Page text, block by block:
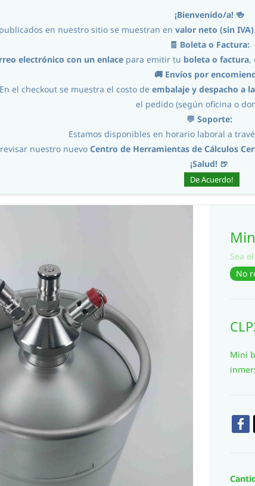
Home
Mini Keg - Ball Lock Tapping Head
Sea
No
Mini
¡Bienvenido/a! 🍻
en nuestro sitio se muestran en valor neto (sin IVA)
🧾 Boleta o Factura:
electrónico con un enlacepara emitir tu boleta o factura,
🚚 Envíos por
el checkout se muestra el costo de embalaje y despacho a
el pedido (según oficina o
💬 Soporte:
Estamos disponibles en horario laboral a
nuestro nuevo Centro de Herramientas de Cálculos
¡Salud! 🍺
De Acuerdo!